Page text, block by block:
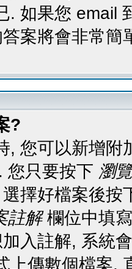
. 如果您 email
案將會非常簡
?
, 您可以新增
只要按下 瀏
擇好檔案後
註解欄位中填
入註解, 系統
上傳數個檔案,